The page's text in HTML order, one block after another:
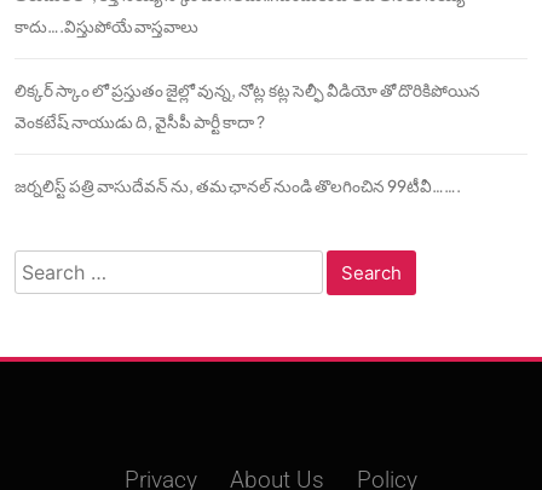
కాదు….విస్తుపోయే వాస్తవాలు
లిక్కర్ స్కాం లో ప్రస్తుతం జైల్లో వున్న, నోట్ల కట్ల సెల్ఫీ వీడియో తో దొరికిపోయిన
వెంకటేష్ నాయుడు ది, వైసీపీ పార్టీ కాదా ?
జర్నలిస్ట్ పత్రి వాసుదేవన్ ను, తమ ఛానల్ నుండి తొలగించిన 99టీవీ…….
Search
for:
Privacy About Us Policy